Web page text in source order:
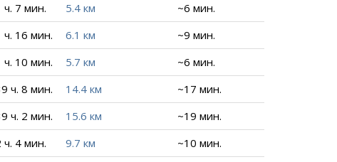
ч. 7 мин. 5.4 км
~6 мин.
ч. 16 мин. 6.1 км
~9 мин.
ч. 10 мин. 5.7 км
~6 мин.
ч. 8 мин. 14.4 км
~17 мин.
ч. 2 мин. 15.6 км
~19 мин.
ч. 4 мин. 9.7 км
~10 мин.